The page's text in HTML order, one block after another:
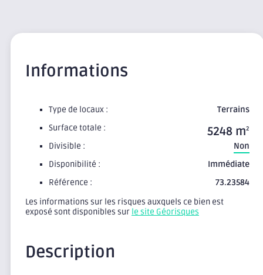
Informations
Type de locaux :
Terrains
Surface totale :
5248 m2
Divisible :
Non
Disponibilité :
Immédiate
Référence :
73.23584
Les informations sur les risques auxquels ce bien est
exposé sont disponibles sur le site Géorisques
Description